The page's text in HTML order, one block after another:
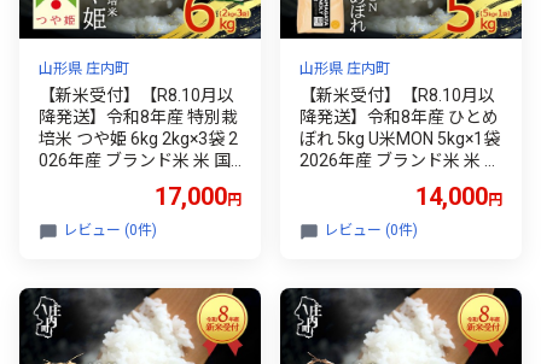
山形県 庄内町
【新米受付】【R8.10月以
降発送】令和8年産 特別栽
培米 つや姫 6kg 2kg×3袋 2
026年産 ブランド米 米 国
野 コシヒカリの原点、亀
の尾発祥の地 庄内
17,000円
レビュー (0件)
山形県 庄内町
【新米受付】【R8.10月以
降発送】令和8年産 ひとめ
ぼれ 5kg U米MON 5kg×1袋
2026年産 ブランド米 米 国
野 コシヒカリの原点、亀
の尾発祥の地 庄内
14,000円
レビュー (0件)